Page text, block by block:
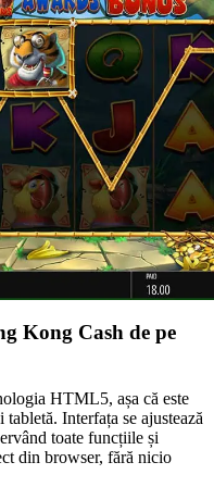
Kong Cash de pe
HTML5, așa că este
Interfața se ajustează
toate funcțiile și
din browser, fără nicio